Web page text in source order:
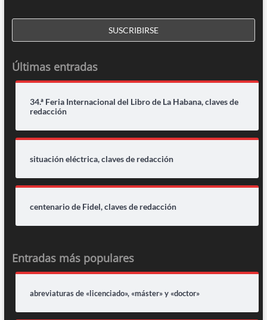
Últimas entradas
34.ª Feria Internacional del Libro de La Habana, claves de
redacción
situación eléctrica, claves de redacción
centenario de Fidel, claves de redacción
Entradas más populares
abreviaturas de «licenciado», «máster» y «doctor»